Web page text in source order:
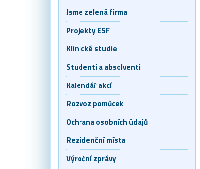
Jsme zelená firma
Projekty ESF
Klinické studie
Studenti a absolventi
Kalendář akcí
Rozvoz pomůcek
Ochrana osobních údajů
Rezidenční místa
Výroční zprávy